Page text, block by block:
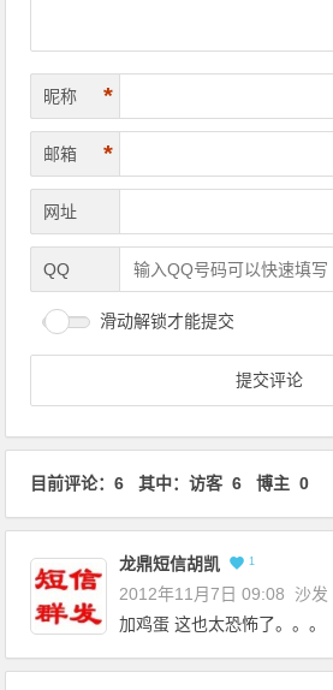
昵称 *
邮箱 *
网址
QQ
滑动解锁才能提交
目前评论：6 其中：访客 6 博主 0
龙鼎短信胡凯 1
2012年11月7日 09:08
沙发
加鸡蛋 这也太恐怖了。。。